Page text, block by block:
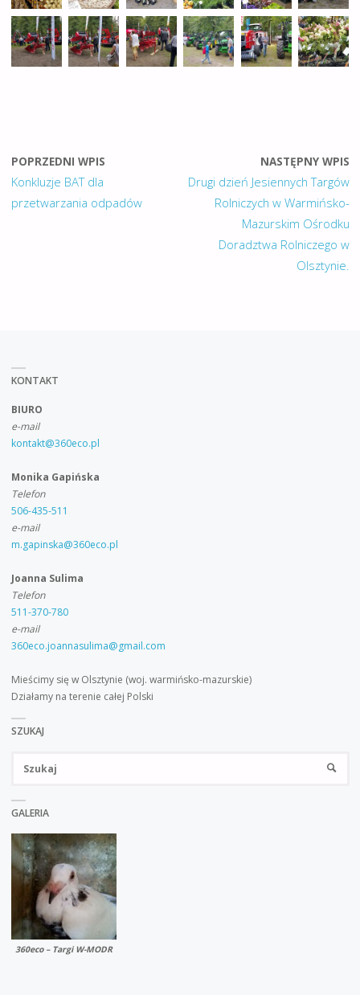
POPRZEDNI WPIS
Konkluzje BAT dla
przetwarzania odpadów
NASTĘPNY WPIS
Drugi dzień Jesiennych Targów
Rolniczych w Warmińsko-
Mazurskim Ośrodku
Doradztwa Rolniczego w
Olsztynie.
KONTAKT
BIURO
e-mail
kontakt@360eco.pl
Monika Gapińska
Telefon
506-435-511
e-mail
m.gapinska@360eco.pl
Joanna Sulima
Telefon
511-370-780
e-mail
360eco.joannasulima@gmail.com
Mieścimy się w Olsztynie (woj. warmińsko-mazurskie)
Działamy na terenie całej Polski
SZUKAJ
GALERIA
360eco – Targi W-MODR